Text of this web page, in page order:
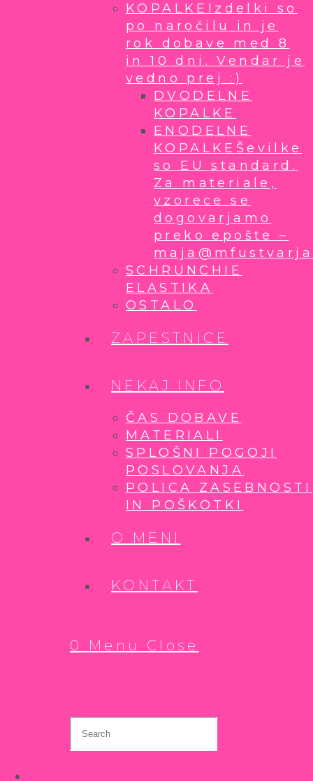
KOPALKE Izdelki so
po naročilu in je
rok dobave med 8
in 10 dni. Vendar je
vedno prej :)
DVODELNE
KOPALKE
ENODELNE
KOPALKE Ševilke
so EU standard.
Za materiale,
vzorece se
dogovarjamo
preko epošte –
SCHRUNCHIE
ELASTIKA
OSTALO
ZAPESTNICE
NEKAJ INFO
ČAS DOBAVE
MATERIALI
SPLOŠNI POGOJI
POSLOVANJA
POLICA ZASEBNOSTI
IN POŠKOTKI
O MENI
KONTAKT
0 Menu Close
this